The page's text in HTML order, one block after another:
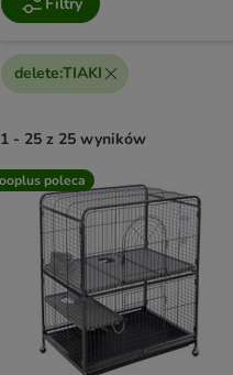
delete:TIAKI
1 - 25 z 25 wyników
product items have been changed
poleca